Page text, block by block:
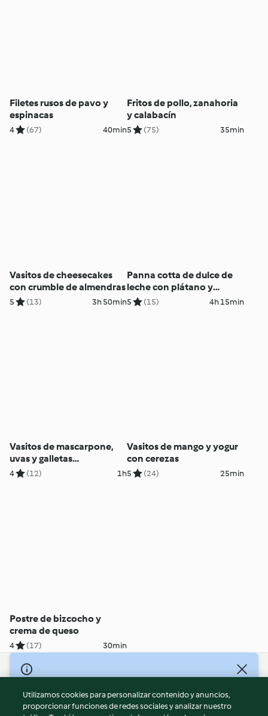
Filetes rusos de pavo y
espinacas
4 (67) 40min
Fritos de pollo, zanahoria
y calabacín
5 (75) 35min
Vasitos de cheesecakes
con crumble de almendras
5 (13) 3h 50min
Panna cotta de dulce de
leche con plátano y
granola
5 (15) 4h 15min
Vasitos de mascarpone,
uvas y galletas
caramelizadas
4 (12) 1h
Vasitos de mango y yogur
con cerezas
5 (24) 25min
Postre de bizcocho y
crema de queso
4 (17) 30min
© Copyright 2026
Términos de uso
Política de privacidad
Utilizamos cookies para personalizar contenido y anuncios,
proporcionar funciones de redes sociales y analizar nuestro